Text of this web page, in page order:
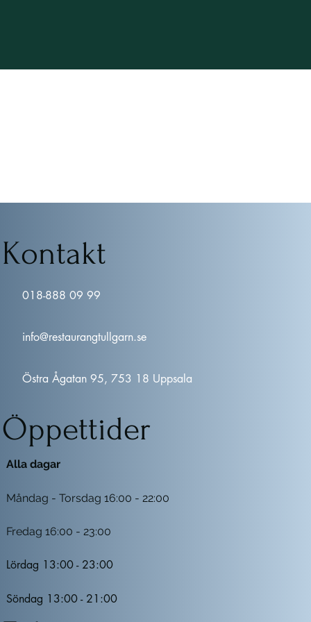
Kontakt
info@restaurangtullgarn.se
018-888 09 99
Östra Ågatan 95, 753 18 Uppsala
Öppettider
Fredag 16:00 - 23:00
Lördag 13:00 - 23:00
Söndag 13:00 - 21:00
Alla dagar
Måndag - Torsdag 16:00 - 22:00